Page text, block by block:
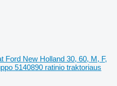
Ford New Holland 30, 60, M, F,
5140890 ratinio traktoriaus